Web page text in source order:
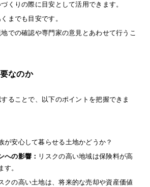
くりの際に目安として活用できます。
までも目安です。
での確認や専門家の意見とあわせて行うこ
なのか
ることで、以下のポイントを把握できま
が安心して暮らせる土地かどうか？
への影響： リスクの高い地域は保険料が高
す。
クの高い土地は、将来的な売却や資産価値